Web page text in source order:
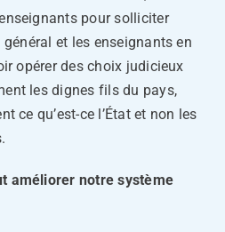
pour solliciter
général et les enseignants en
opérer des choix judicieux
les dignes fils du pays,
ce qu’est-ce l’État et non les
améliorer notre système